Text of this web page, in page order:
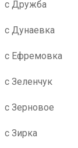
с Дружба
с Дунаевка
с Ефремовка
с Зеленчук
с Зерновое
с Зирка